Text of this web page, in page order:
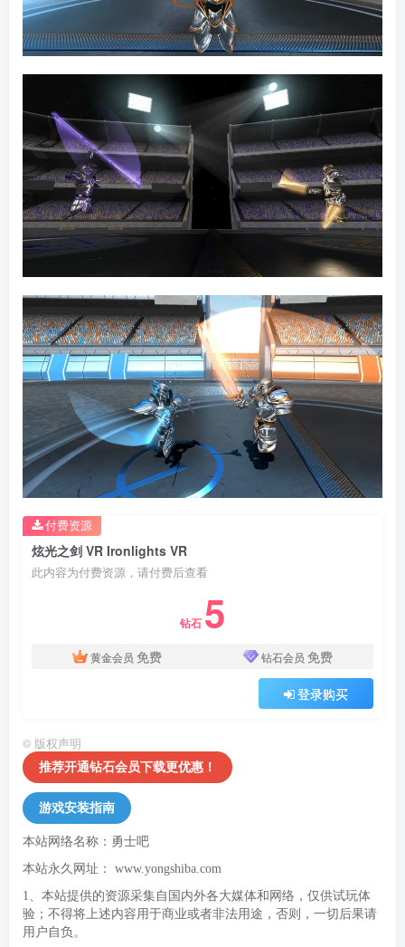
炫光之剑 VR Ironlights VR
此内容为付费资源，请付费后查看
钻石 5
黄金会员 免费 钻石会员 免费
登录购买
付费资源
© 版权声明
推荐开通钻石会员下载更优惠！
游戏安装指南
本站网络名称：勇士吧
本站永久网址： www.yongshiba.com
1、本站提供的资源采集自国内外各大媒体和网络，仅供试玩体
验；不得将上述内容用于商业或者非法用途，否则，一切后果请
用户自负。